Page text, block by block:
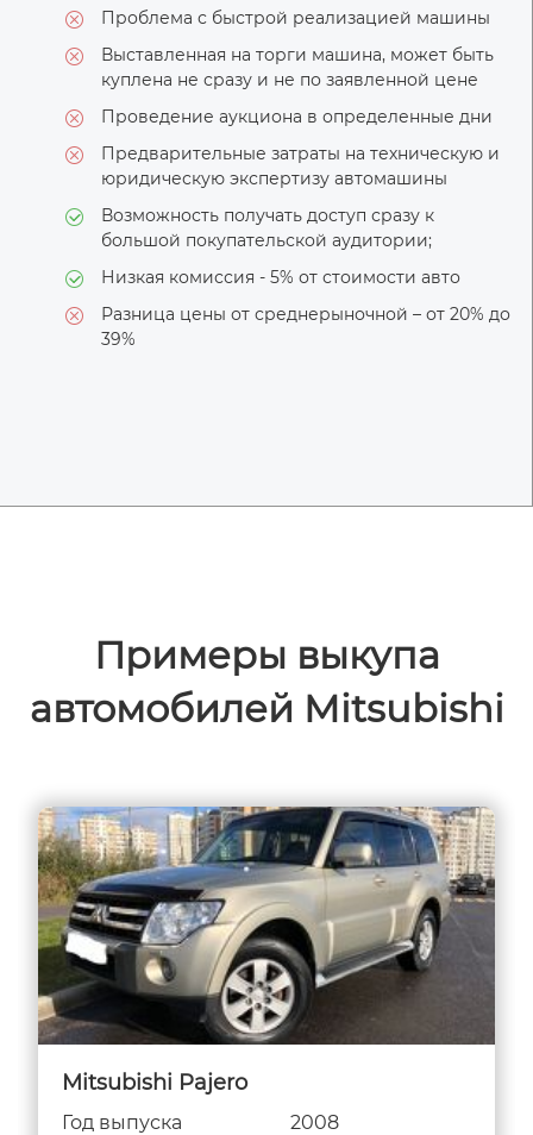
Проблема с быстрой реализацией машины
Выставленная на торги машина, может быть
куплена не сразу и не по заявленной цене
Проведение аукциона в определенные дни
Предварительные затраты на техническую и
юридическую экспертизу автомашины
Возможность получать доступ сразу к
большой покупательской аудитории;
Низкая комиссия - 5% от стоимости авто
Разница цены от среднерыночной – от 20% до
39%
Примеры выкупа
автомобилей Mitsubishi
Mitsubishi Pajero
Год выпуска
2008